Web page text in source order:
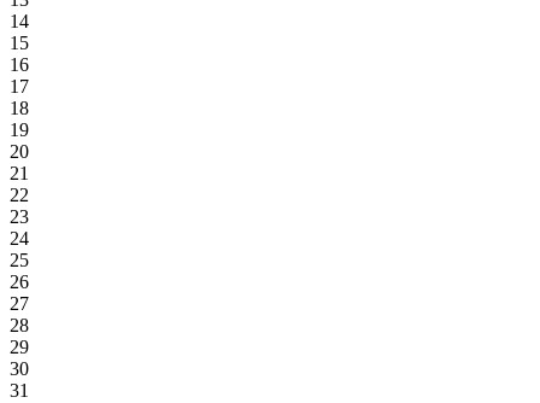
14
15
16
17
18
19
20
21
22
23
24
25
26
27
28
29
30
31